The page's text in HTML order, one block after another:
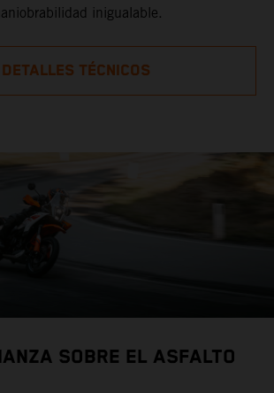
inigualable.
DETALLES TÉCNICOS
SOBRE EL ASFALTO